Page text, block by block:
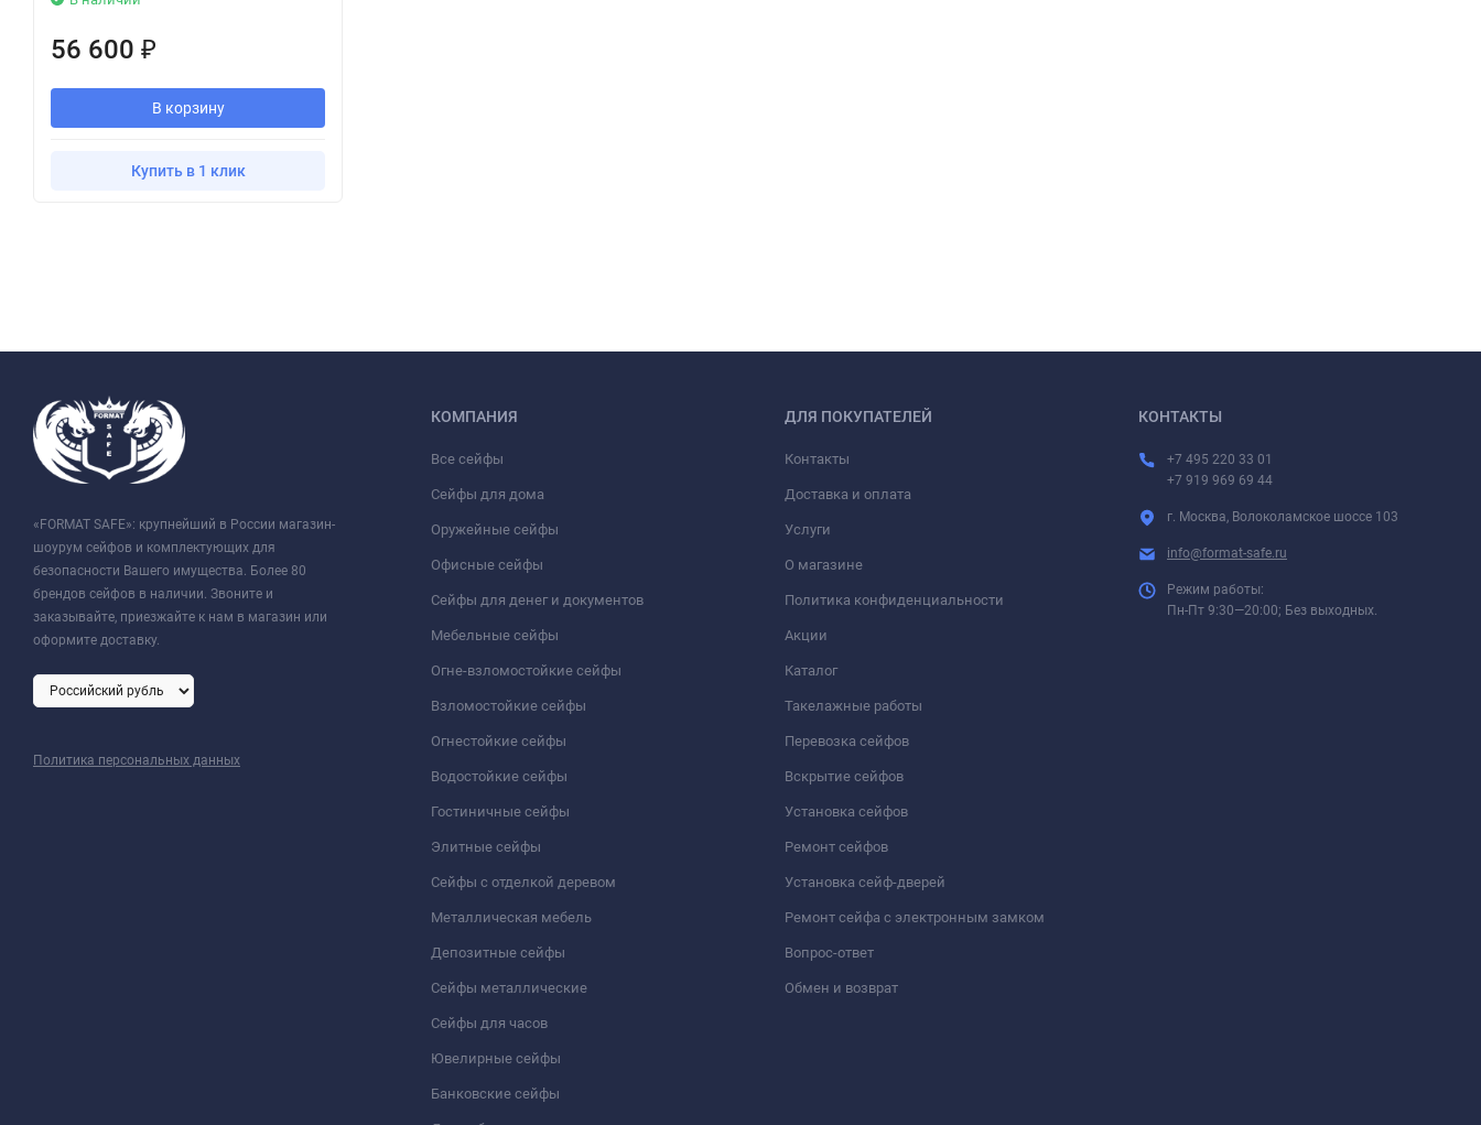
56 600 ₽
В корзину
Купить в 1 клик
«FORMAT SAFE»: крупнейший в России магазин-
шоурум сейфов и комплектующих для
безопасности Вашего имущества. Более 80
брендов сейфов в наличии. Звоните и
заказывайте, приезжайте к нам в магазин или
оформите доставку.
Политика персональных данных
КОМПАНИЯ
Все сейфы
Сейфы для дома
Оружейные сейфы
Офисные сейфы
Сейфы для денег и документов
Мебельные сейфы
Огне-взломостойкие сейфы
Взломостойкие сейфы
Огнестойкие сейфы
Водостойкие сейфы
Гостиничные сейфы
Элитные сейфы
Сейфы с отделкой деревом
Металлическая мебель
Депозитные сейфы
Сейфы металлические
Сейфы для часов
Ювелирные сейфы
Банковские сейфы
ДЛЯ ПОКУПАТЕЛЕЙ
Контакты
Доставка и оплата
Услуги
О магазине
Политика конфиденциальности
Акции
Каталог
Такелажные работы
Перевозка сейфов
Вскрытие сейфов
Установка сейфов
Ремонт сейфов
Установка сейф-дверей
Ремонт сейфа с электронным замком
Вопрос-ответ
Обмен и возврат
КОНТАКТЫ
+7 495 220 33 01
+7 919 969 69 44
г. Москва, Волоколамское шоссе 103
info@format-safe.ru
Режим работы:
Пн-Пт 9:30—20:00; Без выходных.